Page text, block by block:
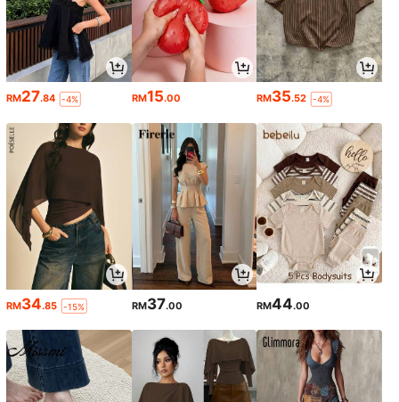
RM27.84 -4% RM15.00 RM35.52 -4%
RM34.85 -15% RM37.00 RM44.00